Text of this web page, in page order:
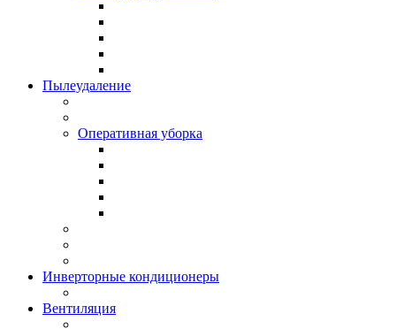
Пылеудаление
Оперативная уборка
Инверторные кондиционеры
Вентиляция